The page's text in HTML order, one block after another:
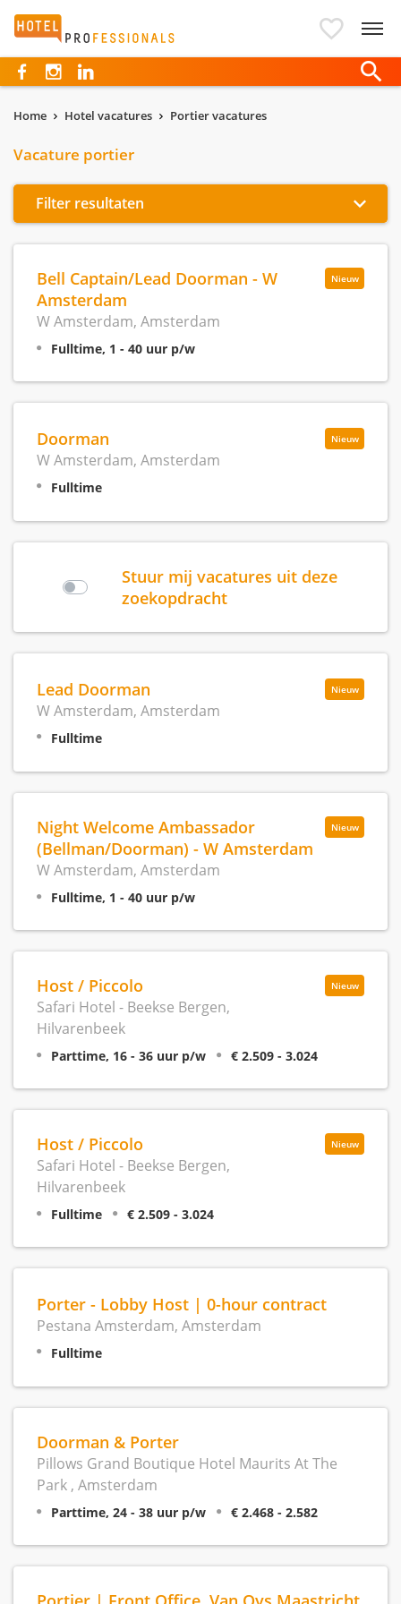
Hotelprofessionals
Home Hotel vacatures Portier vacatures
Vacature portier
Filter resultaten
Nieuw
Bell Captain/Lead Doorman - W
Amsterdam
W Amsterdam, Amsterdam
Fulltime, 1 - 40 uur p/w
Nieuw
Doorman
W Amsterdam, Amsterdam
Fulltime
Stuur mij vacatures uit deze
zoekopdracht
Nieuw
Lead Doorman
W Amsterdam, Amsterdam
Fulltime
Nieuw
Night Welcome Ambassador
(Bellman/Doorman) - W Amsterdam
W Amsterdam, Amsterdam
Fulltime, 1 - 40 uur p/w
Nieuw
Host / Piccolo
Safari Hotel - Beekse Bergen,
Hilvarenbeek
Parttime, 16 - 36 uur p/w € 2.509 - 3.024
Nieuw
Host / Piccolo
Safari Hotel - Beekse Bergen,
Hilvarenbeek
Fulltime € 2.509 - 3.024
Porter - Lobby Host | 0-hour contract
Pestana Amsterdam, Amsterdam
Fulltime
Doorman & Porter
Pillows Grand Boutique Hotel Maurits At The
Park , Amsterdam
Parttime, 24 - 38 uur p/w € 2.468 - 2.582